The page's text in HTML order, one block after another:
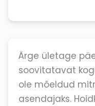
Ärge ületage
soovitatavat
ole mõeldud
asendajaks.